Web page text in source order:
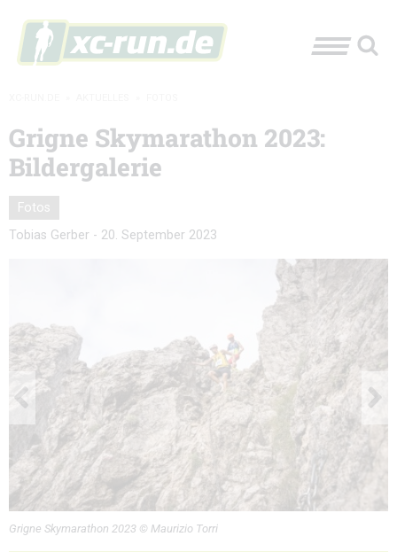
Grigne Skymarathon 2023:
Bildergalerie
Fotos
Tobias Gerber - 20. September 2023
Grigne Skymarathon 2023 © Maurizio Torri